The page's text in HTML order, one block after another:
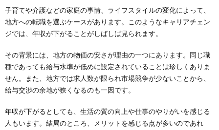
子育てや介護などの家庭の事情、ライフスタイルの変化によって、
地方への転職を選ぶケースがあります。このようなキャリアチェン
ジでは、年収が下がることがしばしば見られます。
その背景には、地方の物価の安さが理由の一つにあります。同じ職
種であっても給与水準が低めに設定されていることは珍しくありま
せん。また、地方では求人数が限られ市場競争が少ないことから、
給与交渉の余地が狭くなるのも一因です。
年収が下がるとしても、生活の質の向上や仕事のやりがいを感じる
人もいます。結局のところ、メリットを感じる点が多いのであれ